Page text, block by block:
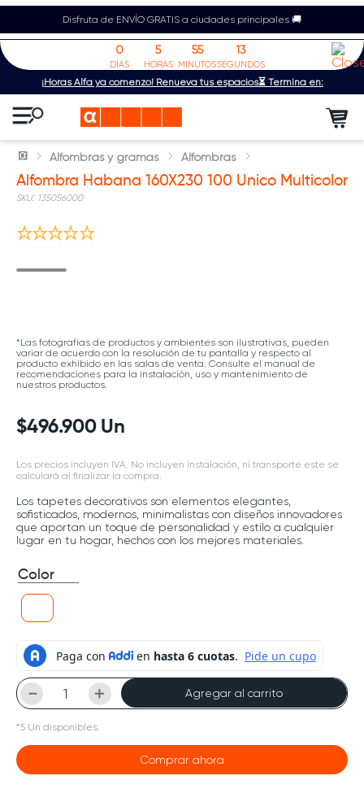
Disfruta de ENVÍO GRATIS a ciudades principales 🚚
¡Horas Alfa ya comenzó! Renueva tus espacios⏳ Termina en:
0
DÍAS
5
HORAS
55
MINUTOS
13
SEGUNDOS
Alfombras y gramas Alfombras
Alfombra Habana 160X230 100 Unico Multicolor
: 135056000
*Las fotografías de productos y ambientes son ilustrativas, pueden
variar de acuerdo con la resolución de tu pantalla y respecto al
producto exhibido en las salas de venta. Consulte el manual de
recomendaciones para la instalación, uso y mantenimiento de
nuestros productos.
$496.900 Un
Los precios incluyen IVA. No incluyen instalación, ni transporte este se
calculará al finalizar la compra.
Los tapetes decorativos son elementos elegantes,
sofisticados, modernos, minimalistas con diseños innovadores
que aportan un toque de personalidad y estilo a cualquier
lugar en tu hogar, hechos con los mejores materiales.
Color
＋
－ Agregar al carrito
*5 Un disponibles.
Comprar ahora